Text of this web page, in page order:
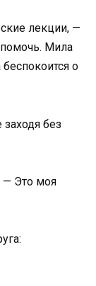
лекции, —
Мила
о
без
— Это моя